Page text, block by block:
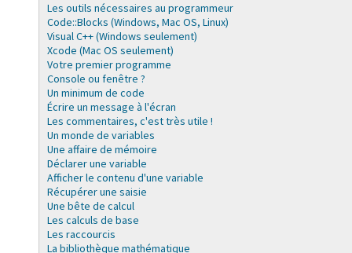
Les outils nécessaires au programmeur
Code::Blocks (Windows, Mac OS, Linux)
Visual C++ (Windows seulement)
Xcode (Mac OS seulement)
Votre premier programme
Console ou fenêtre ?
Un minimum de code
Écrire un message à l'écran
Les commentaires, c'est très utile !
Un monde de variables
Une affaire de mémoire
Déclarer une variable
Afficher le contenu d'une variable
Récupérer une saisie
Une bête de calcul
Les calculs de base
Les raccourcis
La bibliothèque mathématique